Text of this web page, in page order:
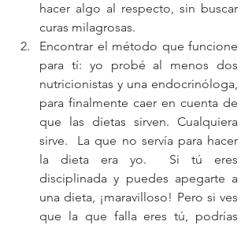
hacer algo al respecto, sin buscar
curas milagrosas.
Encontrar el método que funcione
para tí: yo probé al menos dos
nutricionistas y una endocrinóloga,
para finalmente caer en cuenta de
que las dietas sirven. Cualquiera
sirve.  La que no servía para hacer
la dieta era yo.  Si tú eres
disciplinada y puedes apegarte a
una dieta, ¡maravilloso! Pero si ves
que la que falla eres tú, podrías